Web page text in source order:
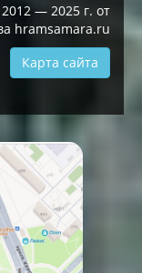
— 2025 г. от
hramsamara.ru
Карта сайта